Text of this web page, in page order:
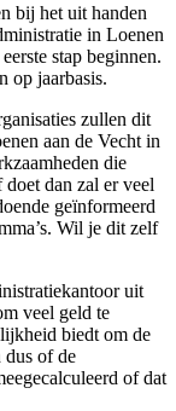
bij het uit handen
in Loenen
stap beginnen.
op jaarbasis.
zullen dit
aan de Vecht in
die
dan zal er veel
geïnformeerd
Wil je dit zelf
uit
veel geld te
biedt om de
dus of de
of dat